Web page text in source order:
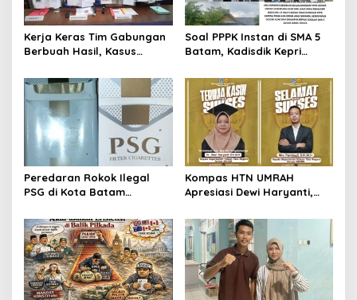
p
o
s
Kerja Keras Tim Gabungan
Berbuah Hasil, Kasus
Terungkap
Soal PPPK Instan di SMA 5
Batam, Kadisdik Kepri
Peredaran Rokok Ilegal
PSG di Kota Batam
Dibekingi Tokoh Politik
Inisial IS
Kompas HTN UMRAH
Apresiasi Dewi Haryanti,
Pambudi